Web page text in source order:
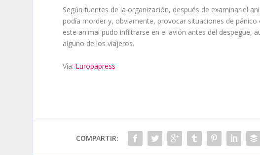
Según fuentes de la organización, después de examinar el
podía morder y, obviamente, provocar situaciones de
este animal pudo infiltrarse en el avión antes del despegue,
alguno de los viajeros.
Vía: Europapress
COMPARTIR: